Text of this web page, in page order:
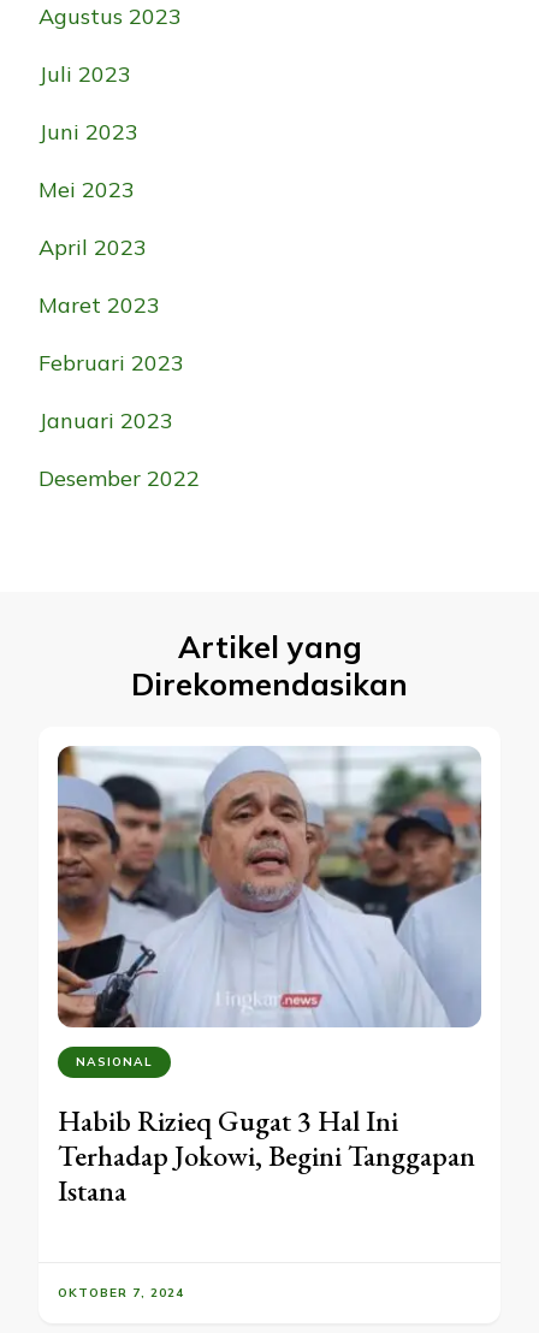
Agustus 2023
Juli 2023
Juni 2023
Mei 2023
April 2023
Maret 2023
Februari 2023
Januari 2023
Desember 2022
Artikel yang
Direkomendasikan
NASIONAL
Habib Rizieq Gugat 3 Hal Ini
Terhadap Jokowi, Begini Tanggapan
Istana
OKTOBER 7, 2024